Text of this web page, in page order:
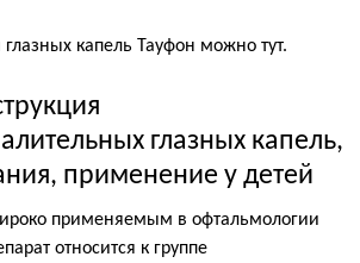
капель Тауфон можно тут.
глазных капель,
применение у детей
применяемым в офтальмологии
относится к группе